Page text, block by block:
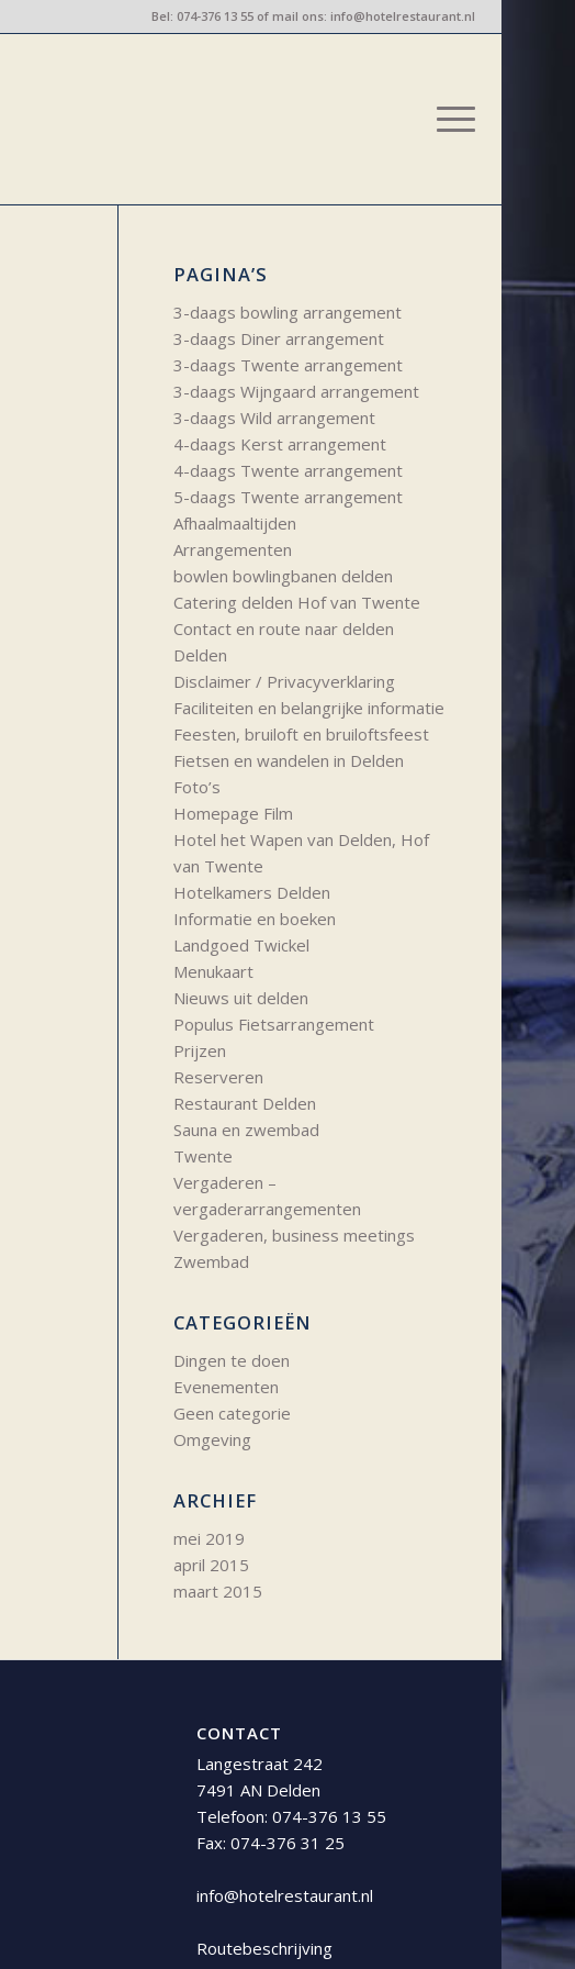
Bel: 074-376 13 55of mail ons: info@hotelrestaurant.nl
PAGINA’S
3-daags bowling arrangement
3-daags Diner arrangement
3-daags Twente arrangement
3-daags Wijngaard arrangement
3-daags Wild arrangement
4-daags Kerst arrangement
4-daags Twente arrangement
5-daags Twente arrangement
Afhaalmaaltijden
Arrangementen
bowlen bowlingbanen delden
Catering delden Hof van Twente
Contact en route naar delden
Delden
Disclaimer / Privacyverklaring
Faciliteiten en belangrijke informatie
Feesten, bruiloft en bruiloftsfeest
Fietsen en wandelen in Delden
Foto’s
Homepage Film
Hotel het Wapen van Delden, Hof
van Twente
Hotelkamers Delden
Informatie en boeken
Landgoed Twickel
Menukaart
Nieuws uit delden
Populus Fietsarrangement
Prijzen
Reserveren
Restaurant Delden
Sauna en zwembad
Twente
Vergaderen –
vergaderarrangementen
Vergaderen, business meetings
Zwembad
CATEGORIEËN
Dingen te doen
Evenementen
Geen categorie
Omgeving
ARCHIEF
mei 2019
april 2015
maart 2015
CONTACT
Langestraat 242
7491 AN Delden
Telefoon:074-376 13 55
Fax: 074-376 31 25
info@hotelrestaurant.nl
Routebeschrijving